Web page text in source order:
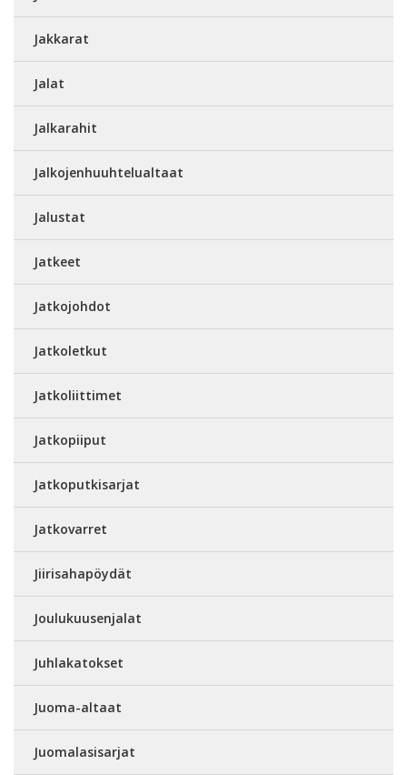
Jakkarat
Jalat
Jalkarahit
Jalkojenhuuhtelualtaat
Jalustat
Jatkeet
Jatkojohdot
Jatkoletkut
Jatkoliittimet
Jatkopiiput
Jatkoputkisarjat
Jatkovarret
Jiirisahapöydät
Joulukuusenjalat
Juhlakatokset
Juoma-altaat
Juomalasisarjat